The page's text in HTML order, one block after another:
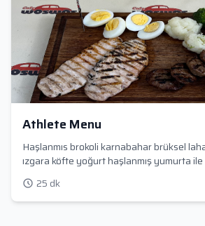
Athlete Menu
Haşlanmıs brokoli karnabahar brüksel
ızgara köfte yoğurt haşlanmış yumurta
25 dk